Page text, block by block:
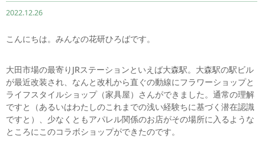
2022.12.26
こんにちは。みんなの花研ひろばです。
大田市場の最寄りJRステーションといえば大森駅。大森駅の駅ビル
が最近改装され、なんと改札から直ぐの動線にフラワーショップと
ライフスタイルショップ（家具屋）さんができました。通常の理解
ですと（あるいはわたしのこれまでの浅い経験ちに基づく潜在認識
ですと）、少なくともアパレル関係のお店がその場所に入るような
ところにこのコラボショップができたのです。